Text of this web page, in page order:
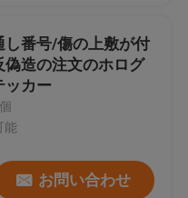
し番号/傷の上敷が付
偽造の注文のホログ
ッカー
能
お問い合わせ